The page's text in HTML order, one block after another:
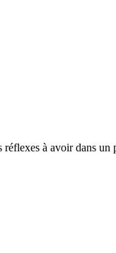
réflexes à avoir dans un